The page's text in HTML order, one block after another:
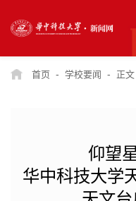
首页 - 学校要闻 - 正文
仰望
华中科技大学